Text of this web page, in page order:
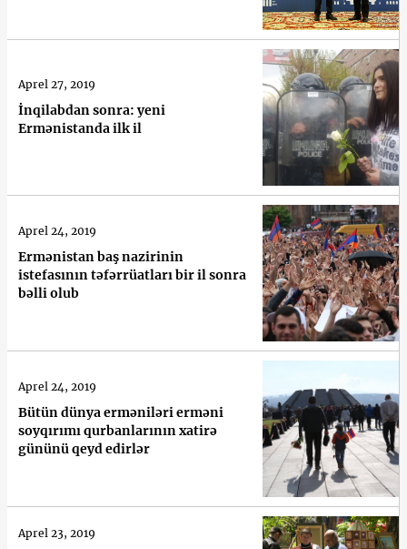
İnqilabdan sonra: yeni
Ermənistanda ilk il
Aprel 27, 2019
Ermənistan baş nazirinin
istefasının təfərrüatları bir il sonra
bəlli olub
Aprel 24, 2019
Bütün dünya erməniləri erməni
soyqırımı qurbanlarının xatirə
gününü qeyd edirlər
Aprel 24, 2019
Aprel 23, 2019